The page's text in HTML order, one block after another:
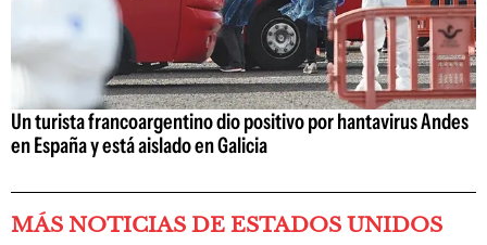
Un turista francoargentino dio positivo por hantavirus Andes
en España y está aislado en Galicia
MÁS NOTICIAS DE ESTADOS UNIDOS